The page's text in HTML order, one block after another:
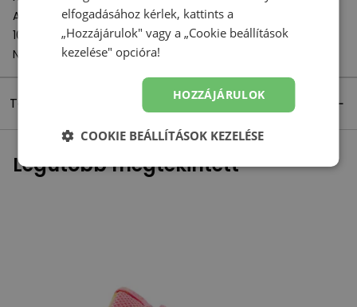
A-Factorij, Pilotenstraat 35 – 45
1059 CH Amsterdam
Netherlands
Termék részletei
Legutóbb megtekintett
elfogadásához kérlek, kattints a
„Hozzájárulok" vagy a „Cookie beállítások
kezelése" opcióra!
HOZZÁJÁRULOK
COOKIE BEÁLLÍTÁSOK KEZELÉSE